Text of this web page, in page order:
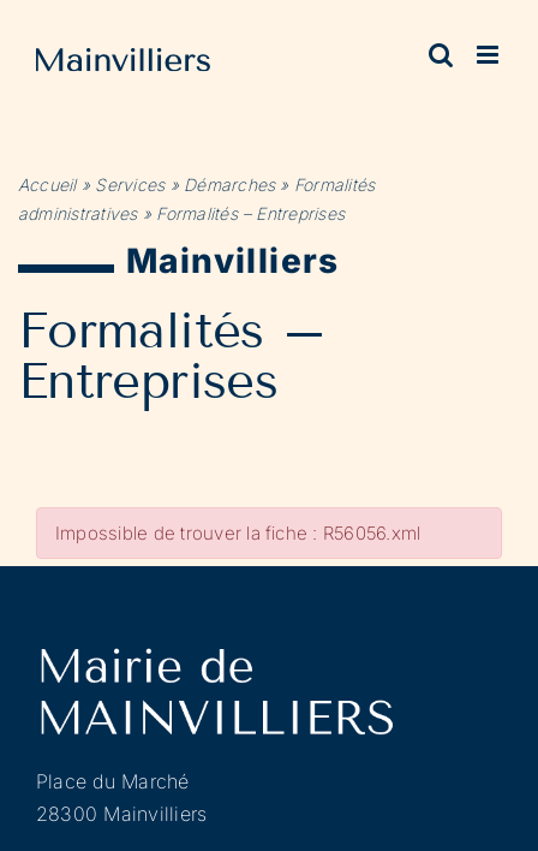
contenu
Accueil» Services» Démarches» Formalités
administratives» Formalités – Entreprises
Mainvilliers
Formalités –
Entreprises
Impossible de trouver la fiche : R56056.xml
Place du Marché
28300 Mainvilliers